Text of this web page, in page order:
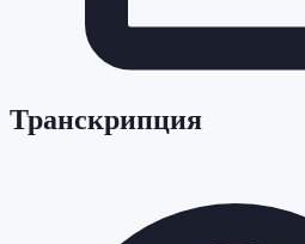
Транскрипция